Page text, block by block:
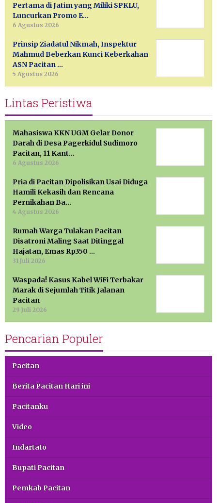
Pertama di Jatim yang Miliki SPKLU,
Luncurkan Promo E…
6 Agustus 2026
Prinsip Ziadatul Nikmah, Inspektur
Mahmud Beberkan Kunci Keberkahan
ASN Pacitan …
5 Agustus 2026
Lintas Peristiwa
Mahasiswa KKN UGM Gelar Donor
Darah di Desa Pagerkidul Sudimoro
Pacitan, 11 Kant…
6 Agustus 2026
Pria di Pacitan Dipolisikan Usai Diduga
Hamili Kekasih dan Rencana
Pernikahan Ba…
4 Agustus 2026
Rumah Warga Tulakan Pacitan
Disatroni Maling Saat Ditinggal
Hajatan, Emas Rp350 …
31 Juli 2026
Waspada! Kasus Kabel WiFi Terbakar
Marak di Sejumlah Titik Jalanan
Pacitan
29 Juli 2026
Pencarian Populer
Pacitan
Berita Pacitan Hari ini
Pacitanku
Video
Indartato
Bupati Pacitan
Pemkab Pacitan